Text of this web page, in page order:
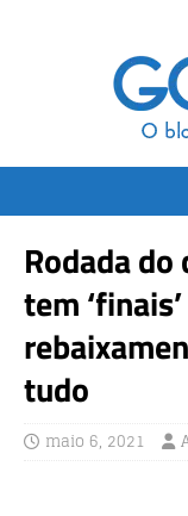
Rodada
tem
tudo
maio 6, 2021